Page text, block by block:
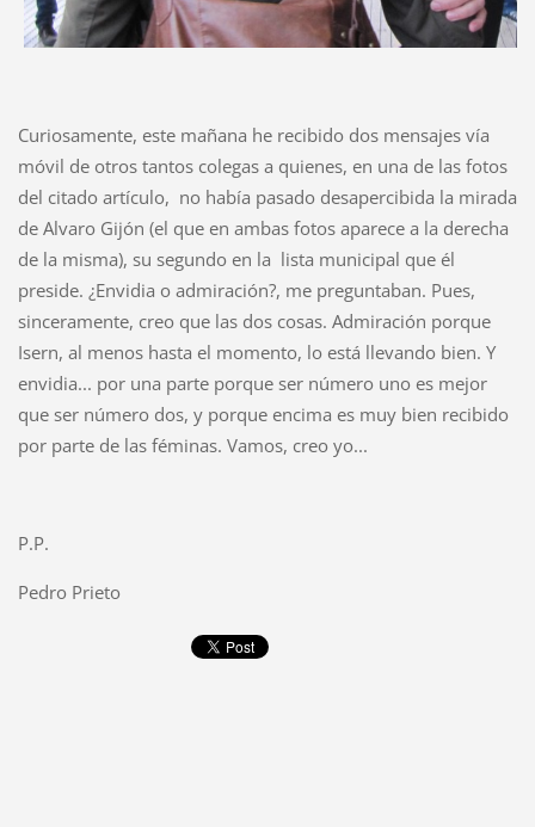
Curiosamente, este mañana he recibido dos mensajes vía
móvil de otros tantos colegas a quienes, en una de las fotos
del citado artículo, no había pasado desapercibida la mirada
de Alvaro Gijón (el que en ambas fotos aparece a la derecha
de la misma), su segundo en la lista municipal que él
preside. ¿Envidia o admiración?, me preguntaban. Pues,
sinceramente, creo que las dos cosas. Admiración porque
Isern, al menos hasta el momento, lo está llevando bien. Y
envidia... por una parte porque ser número uno es mejor
que ser número dos, y porque encima es muy bien recibido
por parte de las féminas. Vamos, creo yo...
P.P.
Pedro Prieto